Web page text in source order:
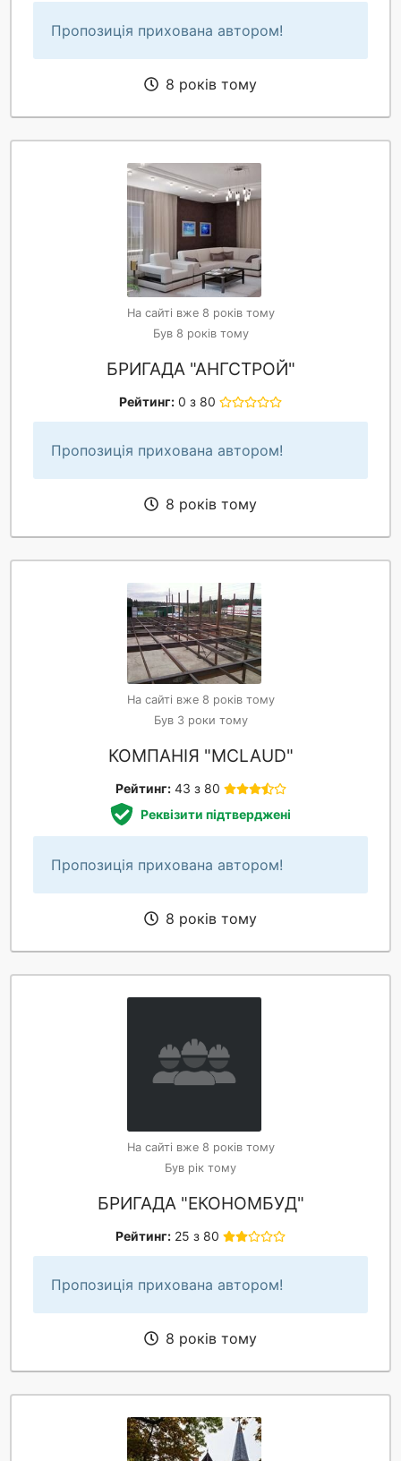
Пропозиція прихована автором!
8 років тому
На сайті вже 8 років тому
Був 8 років тому
БРИГАДА "АНГСТРОЙ"
Рейтинг: 0 з 80
Пропозиція прихована автором!
8 років тому
На сайті вже 8 років тому
Був 3 роки тому
КОМПАНІЯ "MCLAUD"
Рейтинг: 43 з 80
Реквізити підтверджені
Пропозиція прихована автором!
8 років тому
На сайті вже 8 років тому
Був рік тому
БРИГАДА "ЕКОНОМБУД"
Рейтинг: 25 з 80
Пропозиція прихована автором!
8 років тому